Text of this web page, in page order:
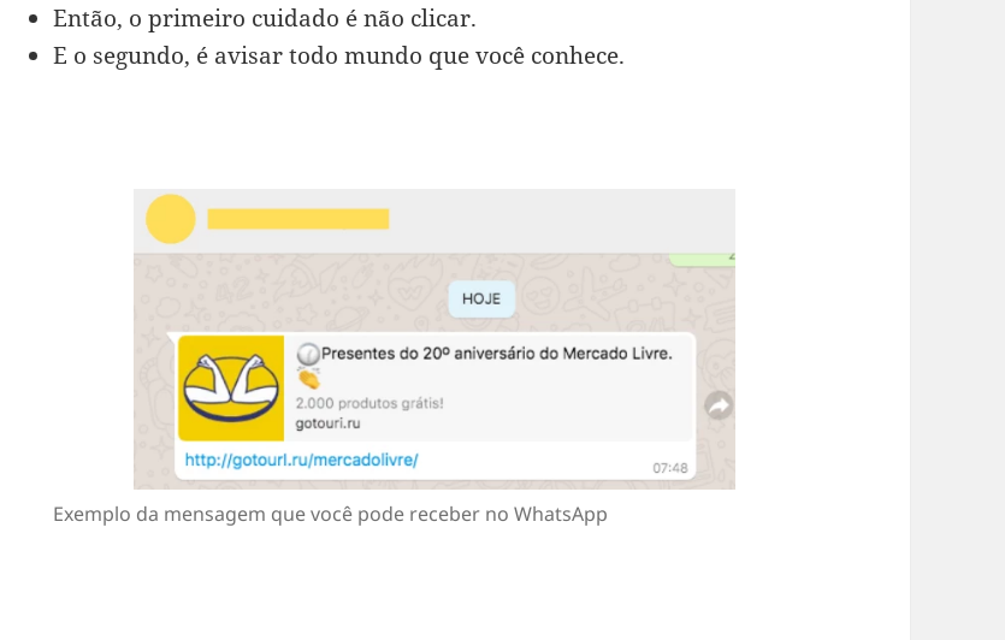
Então, o primeiro cuidado é não clicar.
E o segundo, é avisar todo mundo que você conhece.
Exemplo da mensagem que você pode receber no WhatsApp